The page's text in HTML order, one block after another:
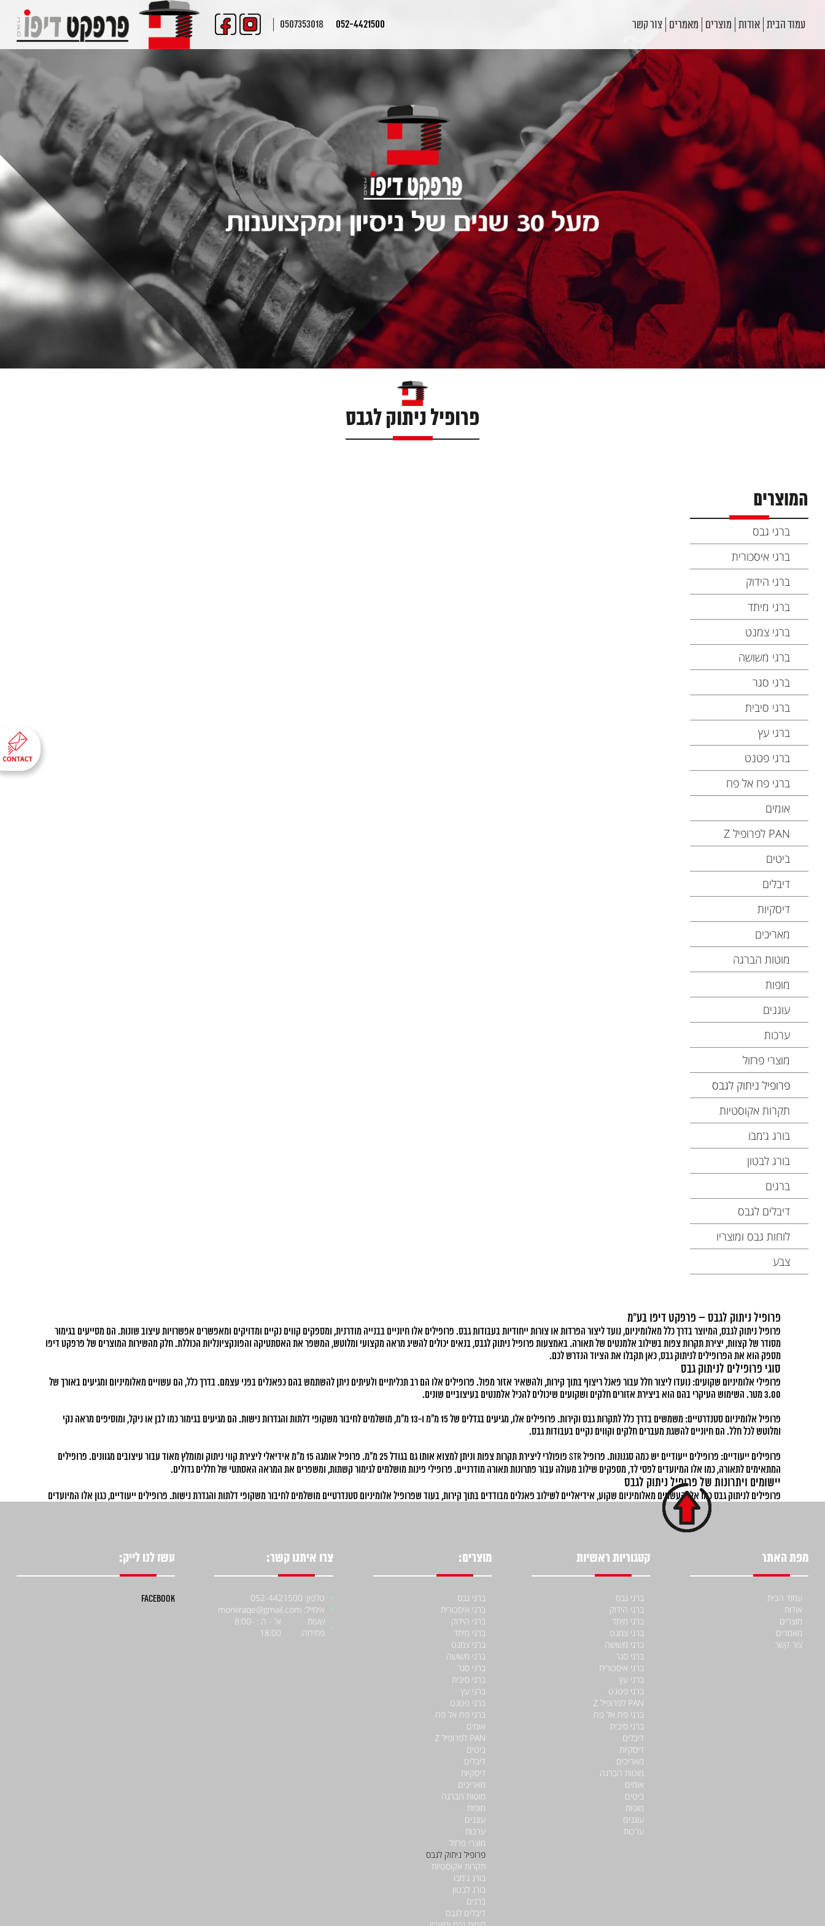
עמוד הבית אודות מוצרים מאמרים צור קשר 052-4421500
0507353018
פרופיל ניתוק לגבס
המוצרים
ברגי גבס
ברגי איסכורית
ברגי הידוק
ברגי מיתד
ברגי צמנט
ברגי משושה
ברגי סגר
ברגי סיבית
ברגי עץ
ברגי פטנט
ברגי פח אל פח
אומים
PAN לפרופיל Z
ביטים
דיבלים
דיסקיות
מאריכים
מוטות הברגה
מופות
עוגנים
ערכות
מוצרי פרזול
פרופיל ניתוק לגבס
תקרות אקוסטיות
בורג ג'מבו
בורג לבטון
ברגים
דיבלים לגבס
לוחות גבס ומוצריו
צבע
פרופיל ניתוק לגבס – פרפקט דיפו בע"מ
פרופיל ניתוק לגבס, המיוצר בדרך כלל מאלומיניום, נועד ליצור הפרדות או צורות ייחודיות בעבודות גבס. פרופילים אלו חיוניים בבנייה מודרנית, ומספקים קווים נקיים ומדויקים ומאפשרים אפשרויות עיצוב שונות. הם מסייעים בגימור
מסודר של קצוות, יצירת תקרות צפות בשילוב אלמנטים של תאורה. באמצעות פרופיל ניתוק לגבס, בנאים יכולים להשיג מראה מקצועי ומלוטש, המשפר את האסתטיקה והפונקציונליות הכוללת. חלק מהשירות המוצרים של פרפקט דיפו
מספק הוא את הפרופילים לניתוק גבס, כאן תקבלו את הציוד הנדרש לכם.
סוגי פרופילים לניתוק גבס
פרופילי אלומיניום שקועים: נועדו ליצור חלל עבור פאנל ריצוף בתוך קירות, ולהשאיר אזור מפול. פרופילים אלו הם רב תכליתיים ולעיתים ניתן להשתמש בהם כפאנלים בפני עצמם. בדרך כלל, הם עשויים מאלומיניום ומגיעים באורך של
3.00 מטר. השימוש העיקרי בהם הוא ביצירת אזורים חלקים ושקועים שיכולים להכיל אלמנטים בעיצוביים שונים.
פרופיל אלומיניום סטנדרטיים: משמשים בדרך כלל לתקרות גבס וקירות. פרופילים אלו, מגיעים בגדלים של 15 מ"מ ו-13 מ"מ, מושלמים לחיבור משקופי דלתות והגדרות נישות. הם מגיעים בגימור כמו לבן או ניקל, ומוסיפים מראה נקי
ומלוטש לכל חלל. הם חיוניים להשגת מעברים חלקים וקווים נקיים בעבודות גבס.
פרופילים ייעודיים: פרופילים ייעודיים יש כמה סגנונות. פרופיל STR פופולרי ליצירת תקרות צפות וניתן למצוא אותו גם בגודל 25 מ"מ. פרופיל אומגה 15 מ"מ אידיאלי ליצירת קווי ניתוק ומומלץ מאוד עבור עיצובים מגוונים. פרופילים
המתאימים לתאורה, כמו אלו המיועדים לפסי לד, מספקים שילוב מעולה עבור פתרונות תאורה מודרניים. פרופילי פינות מושלמים לגימור קשתות, ומשפרים את המראה האסתטי של חללים גדולים.
יישומים ויתרונות של פרופיל ניתוק לגבס
פרופילים לניתוק גבס כמו אלו העשויים מאלומיניום שקוע, אידיאליים לשילוב פאנלים מבודדים בתוך קירות, בעוד שפרופיל אלומיניום סטנדרטיים מושלמים לחיבור משקופי דלתות והגדרת נישות. פרופילים ייעודיים, כגון אלו המיועדים
לתקרות צפות או לשילוב רצועות לד, משפרים את גמישות העיצוב. באופן כללי, פרופיל ניתוק לגבס מסייעה להשגת תוצאות מדויקות ואסתטיות בפרויקטים שונים של עבודות גבס. צרו קשר איתנו פרפקט דיפו וגלו את המבחר שלנו
ומצאו את הכלים והחומרים המתאימים לפרויקט שלכם.
מפת האתר
עמוד הבית
אודות
מוצרים
מאמרים
צור קשר
קטגוריות ראשיות
ברגי גבס
ברגי הידוק
ברגי מיתד
ברגי צמנט
ברגי משושה
ברגי סגר
ברגי איסכורית
ברגי עץ
ברגי פטנט
PAN לפרופיל Z
ברגי פח אל פח
ברגי סיבית
דיבלים
דיסקיות
מאריכים
מוטות הברגה
אומים
ביטים
מופות
עוגנים
ערכות
מוצרים:
ברגי גבס
ברגי איסכורית
ברגי הידוק
ברגי מיתד
ברגי צמנט
ברגי משושה
ברגי סגר
ברגי סיבית
ברגי עץ
ברגי פטנט
ברגי פח אל פח
אומים
PAN לפרופיל Z
ביטים
דיבלים
דיסקיות
מאריכים
מוטות הברגה
מופות
עוגנים
ערכות
מוצרי פרזול
פרופיל ניתוק לגבס
תקרות אקוסטיות
בורג ג'מבו
בורג לבטון
ברגים
דיבלים לגבס
צרו איתנו קשר:
טלפון: 052-4421500
אימייל: moniiraqe@gmail.com
שעות
פתיחה:
א' - ה : 8:00-
18:00
עשו לנו לייק:
Facebook